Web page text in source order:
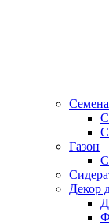
Семена
Газон
Декор